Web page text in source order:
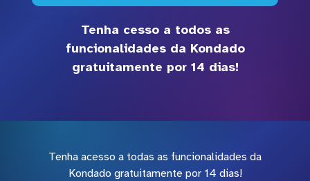
Tenha cesso a todos as
funcionalidades da Kondado
gratuitamente por 14 dias!
Tenha acesso a todas as funcionalidades da
Kondado gratuitamente por 14 dias!